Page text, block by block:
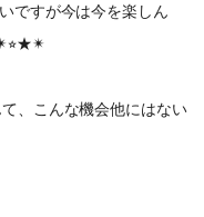
ですが今は今を楽しん
、こんな機会他にはない